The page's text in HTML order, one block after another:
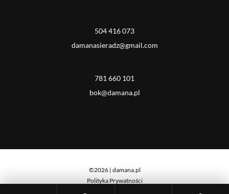
504 416 073
damanasieradz@gmail.com
781 660 101
bok@damana.pl
©2026 | damana.pl
Polityka Prywatności